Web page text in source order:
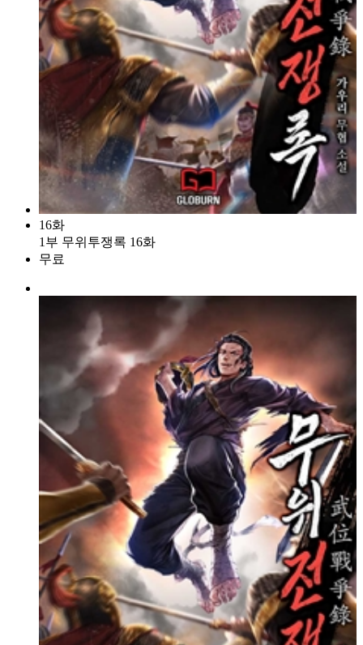
16화
1부 무위투쟁록 16화
무료